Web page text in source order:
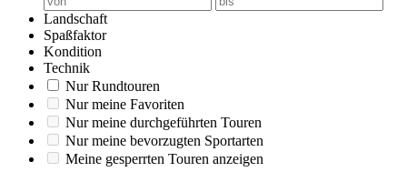
Landschaft
Spaßfaktor
Kondition
Technik
Nur Rundtouren
Nur meine Favoriten
Nur meine durchgeführten Touren
Nur meine bevorzugten Sportarten
Meine gesperrten Touren anzeigen